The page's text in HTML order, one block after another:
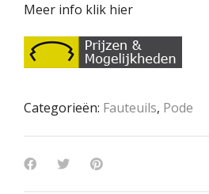
Meer info klik hier
Categorieën: Fauteuils, Pode